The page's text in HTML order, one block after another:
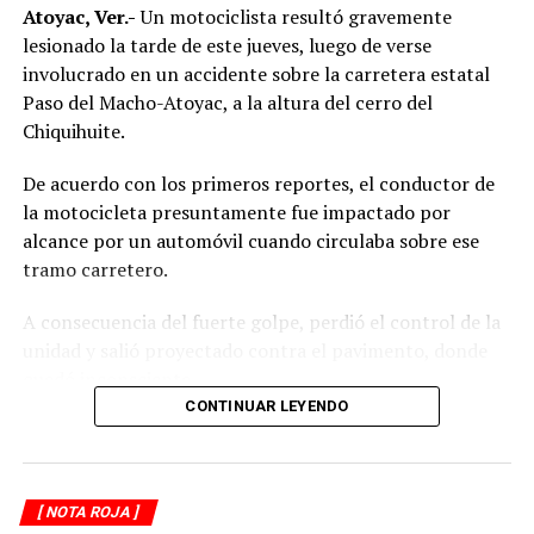
Atoyac, Ver.-Un motociclista resultó gravemente
lesionado la tarde de este jueves, luego de verse
involucrado en un accidente sobre la carretera estatal
Paso del Macho-Atoyac, a la altura del cerro del
Chiquihuite.
De acuerdo con los primeros reportes, el conductor de
la motocicleta presuntamente fue impactado por
alcance por un automóvil cuando circulaba sobre ese
tramo carretero.
A consecuencia del fuerte golpe, perdió el control de la
Testigos del accidente solicitaron de inmediato el apoyo
de los cuerpos de emergencia al percatarse de que el
asfáltica, mientras otros automovilistas redujeron la
CONTINUAR LEYENDO
[ NOTA ROJA ]